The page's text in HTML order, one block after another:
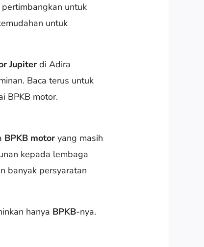
untuk
untuk
Jupiter di Adira
Baca terus untuk
BPKB motor.
BPKB motor yang masih
kepada lembaga
banyak persyaratan
hanya BPKB-nya.